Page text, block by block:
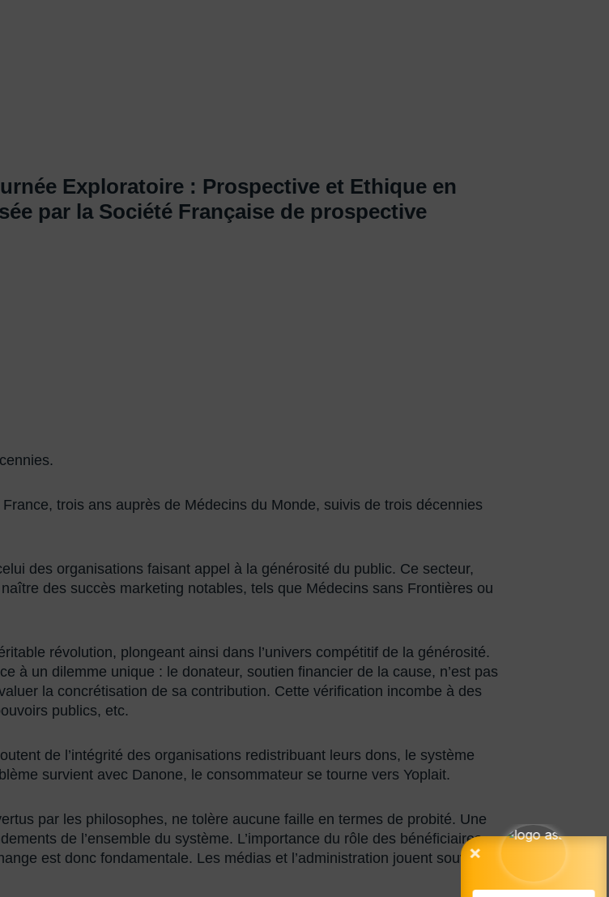
Exploratoire : Prospective et Ethique en
par la Société Française de prospective
trois ans auprès de Médecins du Monde, suivis de trois décennies
des organisations faisant appel à la générosité du public. Ce secteur,
des succès marketing notables, tels que Médecins sans Frontières ou
révolution, plongeant ainsi dans l’univers compétitif de la générosité.
à un dilemme unique : le donateur, soutien financier de la cause, n’est pas
la concrétisation de sa contribution. Cette vérification incombe à des
publics, etc.
de l’intégrité des organisations redistribuant leurs dons, le système
survient avec Danone, le consommateur se tourne vers Yoplait.
par les philosophes, ne tolère aucune faille en termes de probité. Une
de l’ensemble du système. L’importance du rôle des bénéficiaires
est donc fondamentale. Les médias et l’administration jouent souvent